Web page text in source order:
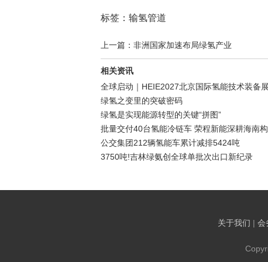
标签：输氢管道
上一篇：非洲国家加速布局绿氢产业
相关资讯
全球启动｜HEIE2027北京国际氢能技术装备
绿氢之变里的突破密码
绿氢是实现能源转型的关键“拼图”
批量交付40台氢能冷链车 荣程新能深耕海南
公交集团212辆氢能车累计减排5424吨
3750吨!吉林绿氨创全球单批次出口新纪录
关于我们 | 会